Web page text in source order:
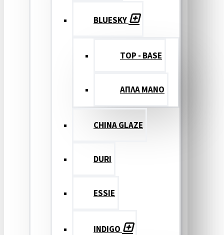
BLUESKY
TOP - BASE
ΑΠΛΑ ΜΑΝΟ
CHINA GLAZE
DURI
ESSIE
INDIGO